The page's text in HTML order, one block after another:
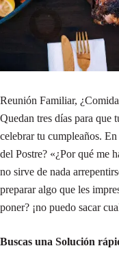
Reunión Familiar,
Quedan tres días para que
celebrar tu cumpleaños.
del Postre? «¿Por qué me
no sirve de nada
preparar algo que les
poner? ¡no puedo sacar
Buscas una Solución